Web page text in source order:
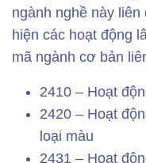
ngành nghề này
hiện các hoạt động
mã ngành cơ bản
2410 – Hoạt
2420 – Hoạt
loại màu
2431 – Hoạt